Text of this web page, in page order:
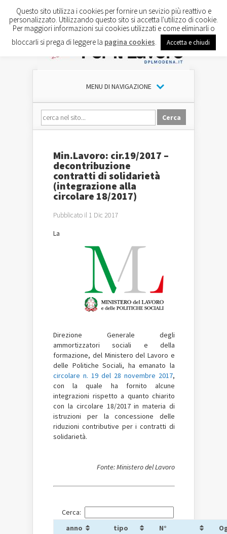
MENU DI NAVIGAZIONE
Min.Lavoro: cir.19/2017 –
decontribuzione
contratti di solidarietà
(integrazione alla
circolare 18/2017)
Pubblicato il 1 Dic 2017
La
Direzione Generale degli
ammortizzatori sociali e della
formazione, del Ministero del Lavoro e
delle Politiche Sociali, ha emanato la
circolare n. 19 del 28 novembre 2017,
con la quale ha fornito alcune
integrazioni rispetto a quanto chiarito
con la circolare 18/2017 in materia di
istruzioni per la concessione delle
riduzioni contributive per i contratti di
solidarietà.
Fonte: Ministero del Lavoro
Cerca:
anno
tipo N°
Questo sito utilizza i cookies per fornire un sevizio più reattivo e
personalizzato. Utilizzando questo sito si accetta l'utilizzo di cookie.
Per maggiori informazioni sui cookies utilizzati e come eliminarli o
bloccarli si prega di leggere la pagina cookies Accetta e chiudi